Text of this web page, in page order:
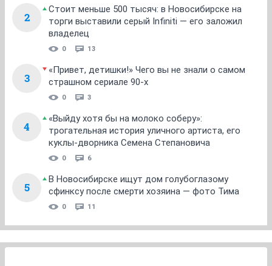
2
Стоит меньше 500 тысяч: в Новосибирске на
торги выставили серый Infiniti — его заложил
владелец
0 13
3
«Привет, детишки!» Чего вы не знали о самом
страшном сериале 90-х
0 3
4
«Выйду хотя бы на молоко соберу»:
трогательная история уличного артиста, его
куклы-дворника Семена Степановича
0 6
5
В Новосибирске ищут дом голубоглазому
сфинксу после смерти хозяина — фото Тима
0 11